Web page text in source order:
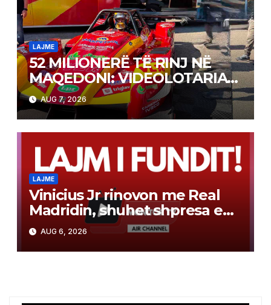
LAJME
52 MILIONERË TË RINJ NË
MAQEDONI: VIDEOLOTARIA
KASINOS AUSTRIA PAGOI MBI
2 MILIONË EURO PËR FITIME
NË FITIME XHEKPOT VLT
AUG 7, 2026
LAJME
Vinicius Jr rinovon me Real
Madridin, shuhet shpresa e
Arsenalit për transferimin e
brazilianit
AUG 6, 2026